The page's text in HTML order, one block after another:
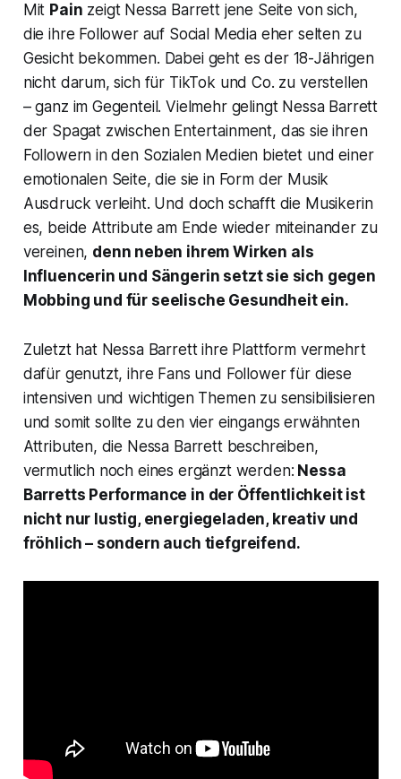
Mit Pain zeigt Nessa Barrett jene Seite von sich,
die ihre Follower auf Social Media eher selten zu
Gesicht bekommen. Dabei geht es der 18-Jährigen
nicht darum, sich für TikTok und Co. zu verstellen
– ganz im Gegenteil. Vielmehr gelingt Nessa Barrett
der Spagat zwischen Entertainment, das sie ihren
Followern in den Sozialen Medien bietet und einer
emotionalen Seite, die sie in Form der Musik
Ausdruck verleiht. Und doch schafft die Musikerin
es, beide Attribute am Ende wieder miteinander zu
vereinen, denn neben ihrem Wirken als
Influencerin und Sängerin setzt sie sich gegen
Mobbing und für seelische Gesundheit ein.
Zuletzt hat Nessa Barrett ihre Plattform vermehrt
dafür genutzt, ihre Fans und Follower für diese
intensiven und wichtigen Themen zu sensibilisieren
und somit sollte zu den vier eingangs erwähnten
Attributen, die Nessa Barrett beschreiben,
vermutlich noch eines ergänzt werden: Nessa
Barretts Performance in der Öffentlichkeit ist
nicht nur lustig, energiegeladen, kreativ und
fröhlich – sondern auch tiefgreifend.